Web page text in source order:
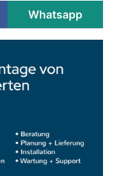
Whatsapp